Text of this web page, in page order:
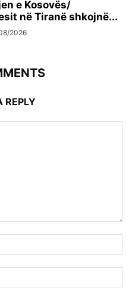
e Kosovës/
në Tiranë shkojnë...
2026
REPLY